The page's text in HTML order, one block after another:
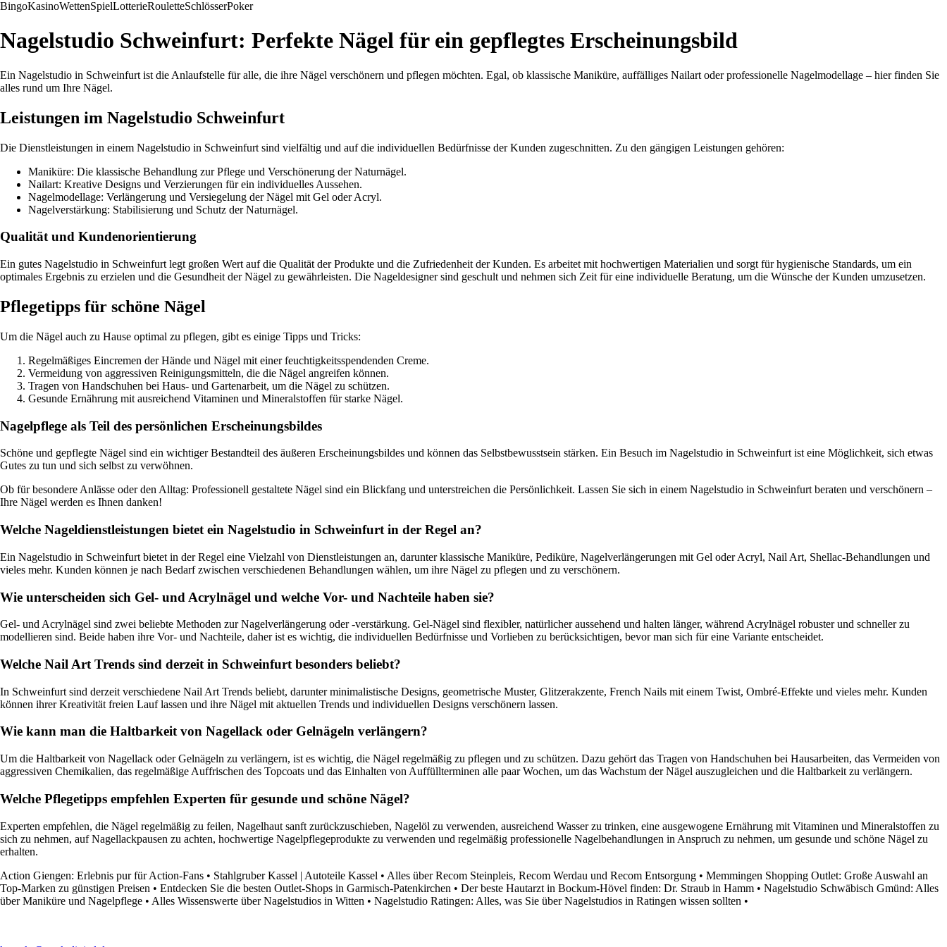
BingoKasinoWettenSpielLotterieRouletteSchlösserPoker
Nagelstudio Schweinfurt: Perfekte Nägel für ein gepflegtes Erscheinungsbild
Ein Nagelstudio in Schweinfurt ist die Anlaufstelle für alle, die ihre Nägel verschönern und pflegen möchten. Egal, ob klassische Maniküre, auffälliges Nailart oder professionelle Nagelmodellage – hier finden Sie
alles rund um Ihre Nägel.
Leistungen im Nagelstudio Schweinfurt
Die Dienstleistungen in einem Nagelstudio in Schweinfurt sind vielfältig und auf die individuellen Bedürfnisse der Kunden zugeschnitten. Zu den gängigen Leistungen gehören:
Maniküre: Die klassische Behandlung zur Pflege und Verschönerung der Naturnägel.
Nailart: Kreative Designs und Verzierungen für ein individuelles Aussehen.
Nagelmodellage: Verlängerung und Versiegelung der Nägel mit Gel oder Acryl.
Nagelverstärkung: Stabilisierung und Schutz der Naturnägel.
Qualität und Kundenorientierung
Ein gutes Nagelstudio in Schweinfurt legt großen Wert auf die Qualität der Produkte und die Zufriedenheit der Kunden. Es arbeitet mit hochwertigen Materialien und sorgt für hygienische Standards, um ein
optimales Ergebnis zu erzielen und die Gesundheit der Nägel zu gewährleisten. Die Nageldesigner sind geschult und nehmen sich Zeit für eine individuelle Beratung, um die Wünsche der Kunden umzusetzen.
Pflegetipps für schöne Nägel
Um die Nägel auch zu Hause optimal zu pflegen, gibt es einige Tipps und Tricks:
Regelmäßiges Eincremen der Hände und Nägel mit einer feuchtigkeitsspendenden Creme.
Vermeidung von aggressiven Reinigungsmitteln, die die Nägel angreifen können.
Tragen von Handschuhen bei Haus- und Gartenarbeit, um die Nägel zu schützen.
Gesunde Ernährung mit ausreichend Vitaminen und Mineralstoffen für starke Nägel.
Nagelpflege als Teil des persönlichen Erscheinungsbildes
Schöne und gepflegte Nägel sind ein wichtiger Bestandteil des äußeren Erscheinungsbildes und können das Selbstbewusstsein stärken. Ein Besuch im Nagelstudio in Schweinfurt ist eine Möglichkeit, sich etwas
Gutes zu tun und sich selbst zu verwöhnen.
Ob für besondere Anlässe oder den Alltag: Professionell gestaltete Nägel sind ein Blickfang und unterstreichen die Persönlichkeit. Lassen Sie sich in einem Nagelstudio in Schweinfurt beraten und verschönern –
Ihre Nägel werden es Ihnen danken!
Welche Nageldienstleistungen bietet ein Nagelstudio in Schweinfurt in der Regel an?
Ein Nagelstudio in Schweinfurt bietet in der Regel eine Vielzahl von Dienstleistungen an, darunter klassische Maniküre, Pediküre, Nagelverlängerungen mit Gel oder Acryl, Nail Art, Shellac-Behandlungen und
vieles mehr. Kunden können je nach Bedarf zwischen verschiedenen Behandlungen wählen, um ihre Nägel zu pflegen und zu verschönern.
Wie unterscheiden sich Gel- und Acrylnägel und welche Vor- und Nachteile haben sie?
Gel- und Acrylnägel sind zwei beliebte Methoden zur Nagelverlängerung oder -verstärkung. Gel-Nägel sind flexibler, natürlicher aussehend und halten länger, während Acrylnägel robuster und schneller zu
modellieren sind. Beide haben ihre Vor- und Nachteile, daher ist es wichtig, die individuellen Bedürfnisse und Vorlieben zu berücksichtigen, bevor man sich für eine Variante entscheidet.
Welche Nail Art Trends sind derzeit in Schweinfurt besonders beliebt?
In Schweinfurt sind derzeit verschiedene Nail Art Trends beliebt, darunter minimalistische Designs, geometrische Muster, Glitzerakzente, French Nails mit einem Twist, Ombré-Effekte und vieles mehr. Kunden
können ihrer Kreativität freien Lauf lassen und ihre Nägel mit aktuellen Trends und individuellen Designs verschönern lassen.
Wie kann man die Haltbarkeit von Nagellack oder Gelnägeln verlängern?
Um die Haltbarkeit von Nagellack oder Gelnägeln zu verlängern, ist es wichtig, die Nägel regelmäßig zu pflegen und zu schützen. Dazu gehört das Tragen von Handschuhen bei Hausarbeiten, das Vermeiden von
aggressiven Chemikalien, das regelmäßige Auffrischen des Topcoats und das Einhalten von Auffüllterminen alle paar Wochen, um das Wachstum der Nägel auszugleichen und die Haltbarkeit zu verlängern.
Welche Pflegetipps empfehlen Experten für gesunde und schöne Nägel?
Experten empfehlen, die Nägel regelmäßig zu feilen, Nagelhaut sanft zurückzuschieben, Nagelöl zu verwenden, ausreichend Wasser zu trinken, eine ausgewogene Ernährung mit Vitaminen und Mineralstoffen zu
sich zu nehmen, auf Nagellackpausen zu achten, hochwertige Nagelpflegeprodukte zu verwenden und regelmäßig professionelle Nagelbehandlungen in Anspruch zu nehmen, um gesunde und schöne Nägel zu
erhalten.
Action Giengen: Erlebnis pur für Action-Fans • Stahlgruber Kassel | Autoteile Kassel • Alles über Recom Steinpleis, Recom Werdau und Recom Entsorgung • Memmingen Shopping Outlet: Große Auswahl an
Top-Marken zu günstigen Preisen • Entdecken Sie die besten Outlet-Shops in Garmisch-Patenkirchen • Der beste Hautarzt in Bockum-Hövel finden: Dr. Straub in Hamm • Nagelstudio Schwäbisch Gmünd: Alles
über Maniküre und Nagelpflege • Alles Wissenswerte über Nagelstudios in Witten • Nagelstudio Ratingen: Alles, was Sie über Nagelstudios in Ratingen wissen sollten •